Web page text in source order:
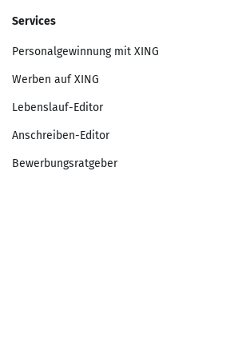
Services
Personalgewinnung mit XING
Werben auf XING
Lebenslauf-Editor
Anschreiben-Editor
Bewerbungsratgeber